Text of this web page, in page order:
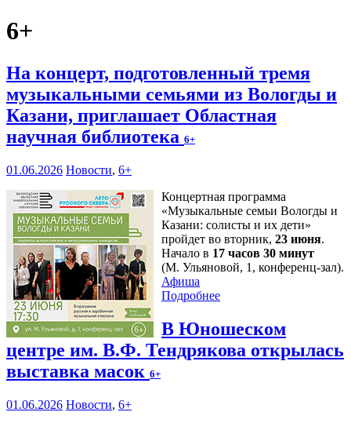
6+
На концерт, подготовленный тремя
музыкальными семьями из Вологды и
Казани, приглашает Областная
научная библиотека 6+
01.06.2026 Новости, 6+
Концертная программа
«Музыкальные семьи Вологды и
Казани: солисты и их дети»
пройдет во вторник, 23 июня.
Начало в 17 часов 30 минут
(М. Ульяновой, 1, конференц-зал).
Афиша
Подробнее
В Юношеском
центре им. В.Ф. Тендрякова открылась
выставка масок 6+
01.06.2026 Новости, 6+